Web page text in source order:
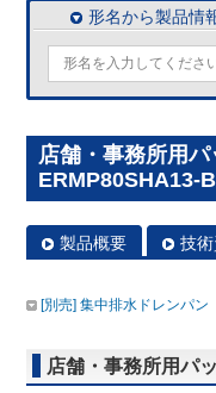
形名から製品情
店舗・事務所用
ERMP80SHA13-
製品概要 技
[別売] 集中排水ドレンパン
店舗・事務所用パ